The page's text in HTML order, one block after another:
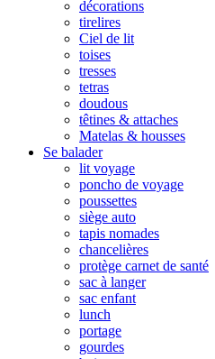
décorations
tirelires
Ciel de lit
toises
tresses
tetras
doudous
têtines & attaches
Matelas & housses
Se balader
lit voyage
poncho de voyage
poussettes
siège auto
tapis nomades
chancelières
protège carnet de santé
sac à langer
sac enfant
lunch
portage
gourdes